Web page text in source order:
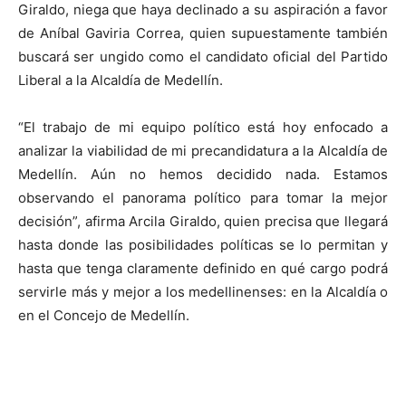
Giraldo, niega que haya declinado a su aspiración a favor
de Aníbal Gaviria Correa, quien supuestamente también
buscará ser ungido como el candidato oficial del Partido
Liberal a la Alcaldía de Medellín.
“El trabajo de mi equipo político está hoy enfocado a
analizar la viabilidad de mi precandidatura a la Alcaldía de
Medellín. Aún no hemos decidido nada. Estamos
observando el panorama político para tomar la mejor
decisión”, afirma Arcila Giraldo, quien precisa que llegará
hasta donde las posibilidades políticas se lo permitan y
hasta que tenga claramente definido en qué cargo podrá
servirle más y mejor a los medellinenses: en la Alcaldía o
en el Concejo de Medellín.